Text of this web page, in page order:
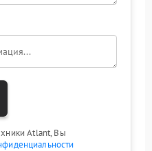
Atlant, Вы